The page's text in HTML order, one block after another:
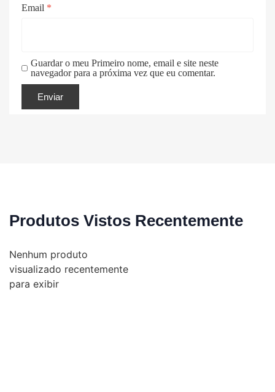
Email *
Guardar o meu Primeiro nome, email e site neste
navegador para a próxima vez que eu comentar.
Produtos Vistos Recentemente
Nenhum produto
visualizado recentemente
para exibir